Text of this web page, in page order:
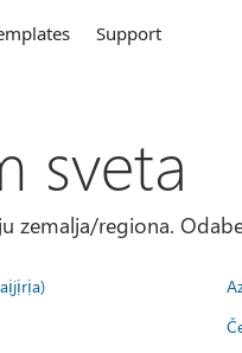
Support
sveta
regiona.